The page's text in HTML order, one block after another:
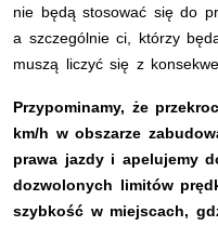
nie będą stosować się do
a szczególnie ci, którzy
muszą liczyć się z
Przypominamy, że
km/h w obszarze
prawa jazdy i apelujemy
dozwolonych limitów
szybkość w miejscach,